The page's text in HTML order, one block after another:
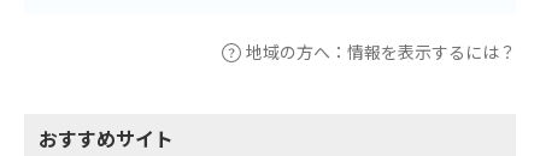
地域の方へ：情報を表示するには？
おすすめサイト